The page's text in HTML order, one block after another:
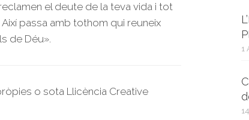
el deute de la teva vida i tot
passa amb tothom qui reuneix
de Déu».
o sota Llicència Creative
1